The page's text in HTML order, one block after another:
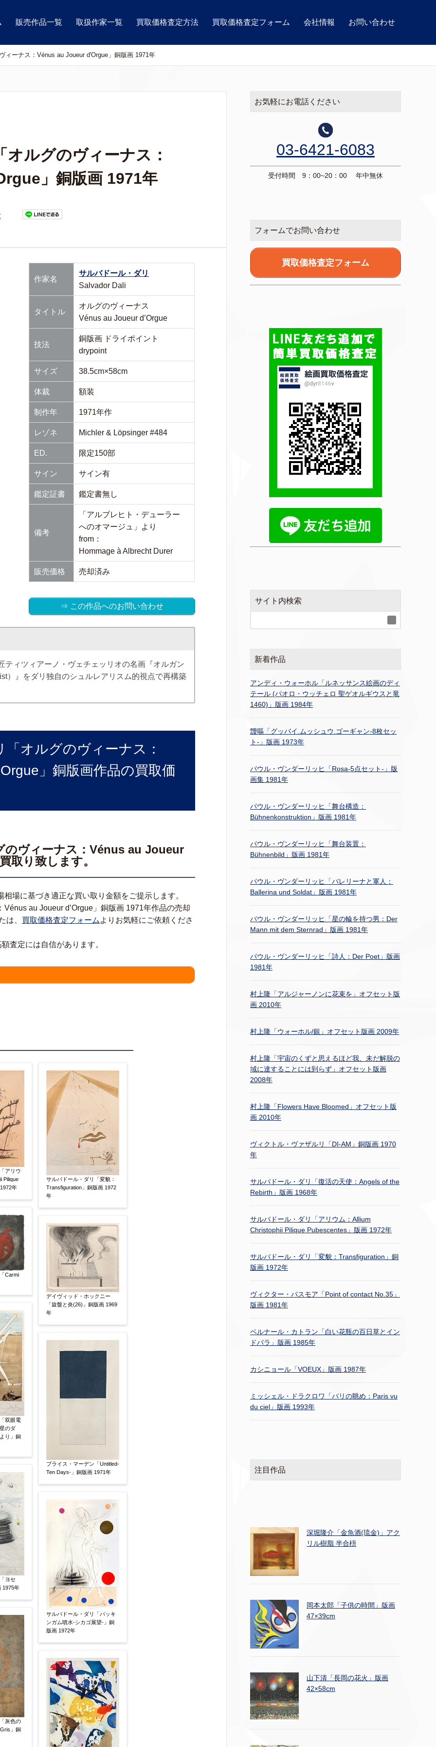
販売作品一覧 取扱作家一覧 買取価格査定方法 買取価格査定フォーム 会社情報 お問い合わせ
ィーナス：Vénus au Joueur d'Orgue」銅版画 1971年
ルグのヴィーナス：
」銅版画 1971年
作家名
サルバドール・ダリ
Salvador Dali
タイトル
オルグのヴィーナス
Vénus au Joueur d’Orgue
技法
銅版画 ドライポイント
drypoint
サイズ 38.5cm×58cm
体裁 額装
制作年 1971年作
レゾネ Michler & Löpsinger #484
ED. 限定150部
サイン サイン有
鑑定証書 鑑定書無し
備考
「アルブレヒト・デューラー
へのオマージュ」より
from：
Hommage à Albrecht Durer
販売価格 売却済み
⇒ この作品へのお問い合わせ
ティツィアーノ・ヴェチェッリオの名画『オルガン
）』をダリ独自のシュルレアリスム的視点で再構築
オルグのヴィーナス：
」銅版画作品の買取価
のヴィーナス：Vénus au Joueur
取り致します。
場に基づき適正な買い取り金額をご提示します。
au Joueur d’Orgue」銅版画 1971年作品の売却
は、 買取価格査定フォーム よりお気軽にご依頼くださ
査定には自信があります。
素描 立体
鑑定証書付 共箱 共シール
その他
したらお知らせください。その価格が適切かお返
アリウ
Pilique
年
Carmi
双眼電
のダ
り」銅
ヨセ
1975年
灰色の
」銅
サルバドール・ダリ「変貌：
Transfiguration」銅版画 1972
年
デイヴィッド・ホックニー
「旋盤と炎(26)」銅版画 1969
年
ブライス・マーデン「Untitled-
Ten Days-」銅版画 1971年
サルバドール・ダリ「バッキ
ンガム噴水-シカゴ展望-」銅
版画 1972年
お気軽にお電話ください
03-6421-6083
受付時間 9：00~20：00 年中無休
フォームでお問い合わせ
買取価格査定フォーム
サイト内検索
新着作品
アンディ・ウォーホル「ルネッサンス絵画のディ
テール (パオロ・ウッチェロ 聖ゲオルギウスと竜
1460)」版画 1984年
靉嘔「グッバイ.ムッシュウ.ゴーギャン-8枚セッ
ト-」版画 1973年
パウル・ヴンダーリッヒ「Rosa-5点セット-」版
画集 1981年
パウル・ヴンダーリッヒ「舞台構造：
Bühnenkonstruktion」版画 1981年
パウル・ヴンダーリッヒ「舞台装置：
Bühnenbild」版画 1981年
パウル・ヴンダーリッヒ「バレリーナと軍人：
Ballerina und Soldat」版画 1981年
パウル・ヴンダーリッヒ「星の輪を持つ男：Der
Mann mit dem Sternrad」版画 1981年
パウル・ヴンダーリッヒ「詩人：Der Poet」版画
1981年
村上隆「アルジャーノンに花束を」オフセット版
画 2010年
村上隆「ウォーホル/銀」オフセット版画 2009年
村上隆「宇宙のくずと思えるほど我、未だ解脱の
域に達することには到らず」オフセット版画
2008年
村上隆「Flowers Have Bloomed」オフセット版
画 2010年
ヴィクトル・ヴァザルリ「DI-AM」銅版画 1970
年
サルバドール・ダリ「復活の天使：Angels of the
Rebirth」版画 1968年
サルバドール・ダリ「アリウム：Allium
Christophii Pilique Pubescentes」版画 1972年
サルバドール・ダリ「変貌：Transfiguration」銅
版画 1972年
ヴィクター・パスモア「Point of contact No.35」
版画 1981年
ベルナール・カトラン「白い花瓶の百日草とイン
ドバラ」版画 1985年
カシニョール「VOEUX」版画 1987年
ミッシェル・ドラクロワ「パリの眺め：Paris vu
du ciel」版画 1993年
注目作品
深堀隆介「金魚酒(琉金)」アク
リル樹脂 半合枡
岡本太郎「子供の時間」版画
47×39cm
山下清「長岡の花火」版画
42×58cm